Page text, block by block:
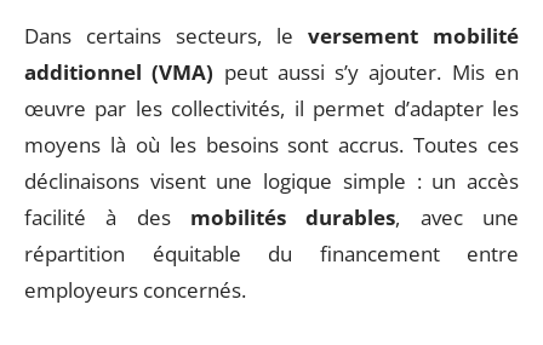
Dans certains secteurs, le versement mobilité
additionnel (VMA) peut aussi s’y ajouter. Mis en
œuvre par les collectivités, il permet d’adapter les
moyens là où les besoins sont accrus. Toutes ces
déclinaisons visent une logique simple : un accès
facilité à des mobilités durables, avec une
répartition équitable du financement entre
employeurs concernés.